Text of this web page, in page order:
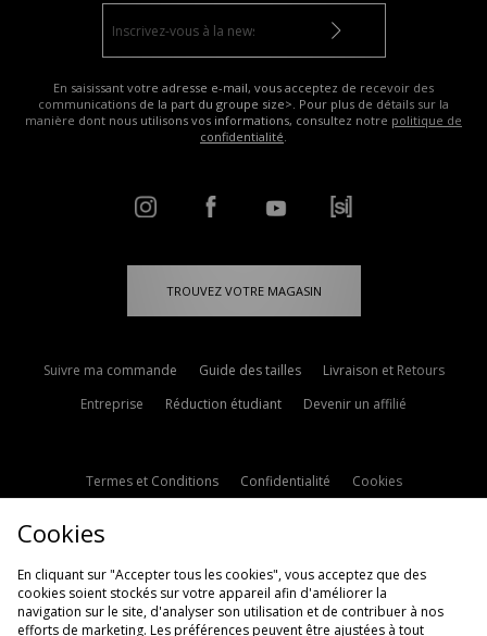
En saisissant votre adresse e-mail, vous acceptez de recevoir des
communications de la part du groupe size>. Pour plus de détails sur la
manière dont nous utilisons vos informations, consultez notre politique de
confidentialité.
TROUVEZ VOTRE MAGASIN
Suivre ma commande Guide des tailles
Livraison et Retours
Entreprise
Réduction étudiant Devenir un affilié
Termes et Conditions Confidentialité
Cookies
Politique d'avis en ligne
Cookies
En cliquant sur "Accepter tous les cookies", vous acceptez que des
cookies soient stockés sur votre appareil afin d'améliorer la
navigation sur le site, d'analyser son utilisation et de contribuer à nos
efforts de marketing. Les préférences peuvent être ajustées à tout